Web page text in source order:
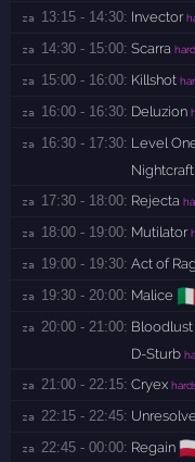
za 13:15 - 14:30: Invector
za 14:30 - 15:00: Scarra
za 15:00 - 16:00: Killshot
za 16:00 - 16:30: Deluzion
za 16:30 - 17:30: Level
Nightcraft
za 17:30 - 18:00: Rejecta
za 18:00 - 19:00: Mutilator
za 19:00 - 19:30: Act of
za 19:30 - 20:00: Malice
za 20:00 - 21:00: Bloodlust
D-Sturb
za 21:00 - 22:15: Cryex
za 22:15 - 22:45:
za 22:45 - 00:00: Regain